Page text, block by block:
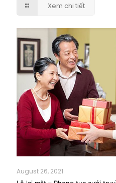
Xem chi tiết
August 26, 2021